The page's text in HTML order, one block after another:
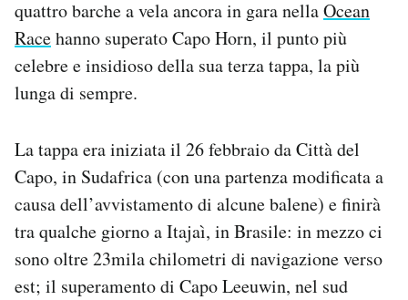
Area Personale
Newsletter
Notifiche mobile
Regala il Post
Esci
quattro barche a vela ancora in gara nellaOcean
Racehanno superato Capo Horn, il punto più
celebre e insidioso della sua terza tappa, la più
lunga di sempre.
La tappa era iniziata il 26 febbraio da Città del
Capo, in Sudafrica (con una partenza modificata a
causa dell’avvistamento di alcune balene) e finirà
tra qualche giorno a Itajaì, in Brasile: in mezzo ci
sono oltre 23mila chilometri di navigazione verso
est; il superamento di Capo Leeuwin, nel sud